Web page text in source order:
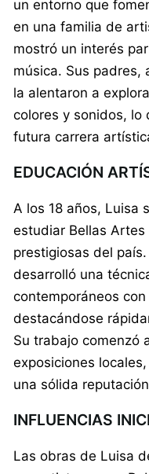
un entorno que
en una familia de
mostró un interés
música. Sus padres,
la alentaron a
colores y sonidos, lo
futura carrera
EDUCACIÓN
A los 18 años, Luisa
estudiar Bellas
prestigiosas del
desarrolló una
contemporáneos
destacándose
Su trabajo comenzó
exposiciones
una sólida
INFLUENCIAS
Las obras de Luisa